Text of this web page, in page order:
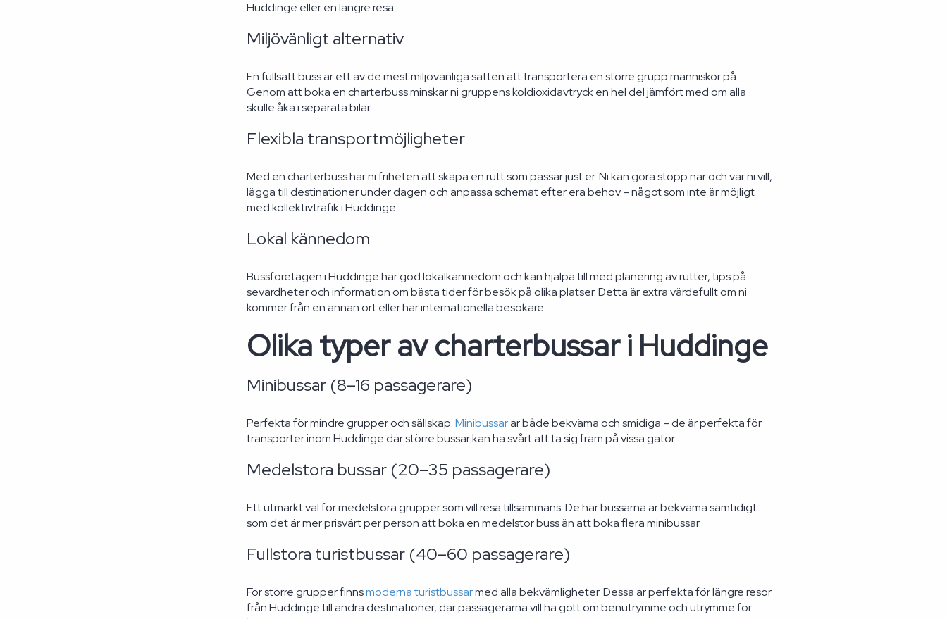
Huddinge eller en längre resa.
Miljövänligt alternativ
En fullsatt buss är ett av de mest miljövänliga sätten att transportera en större grupp människor på.
Genom att boka en charterbuss minskar ni gruppens koldioxidavtryck en hel del jämfört med om alla
skulle åka i separata bilar.
Flexibla transportmöjligheter
Med en charterbuss har ni friheten att skapa en rutt som passar just er. Ni kan göra stopp när och var ni vill,
lägga till destinationer under dagen och anpassa schemat efter era behov – något som inte är möjligt
med kollektivtrafik i Huddinge.
Lokal kännedom
Bussföretagen i Huddinge har god lokalkännedom och kan hjälpa till med planering av rutter, tips på
sevärdheter och information om bästa tider för besök på olika platser. Detta är extra värdefullt om ni
kommer från en annan ort eller har internationella besökare.
Olika typer av charterbussar i Huddinge
Minibussar (8–16 passagerare)
Perfekta för mindre grupper och sällskap.Minibussarär både bekväma och smidiga – de är perfekta för
transporter inom Huddinge där större bussar kan ha svårt att ta sig fram på vissa gator.
Medelstora bussar (20–35 passagerare)
Ett utmärkt val för medelstora grupper som vill resa tillsammans. De här bussarna är bekväma samtidigt
som det är mer prisvärt per person att boka en medelstor buss än att boka flera minibussar.
Fullstora turistbussar (40–60 passagerare)
För större grupper finnsmoderna turistbussarmed alla bekvämligheter. Dessa är perfekta för längre resor
från Huddinge till andra destinationer, där passagerarna vill ha gott om benutrymme och utrymme för